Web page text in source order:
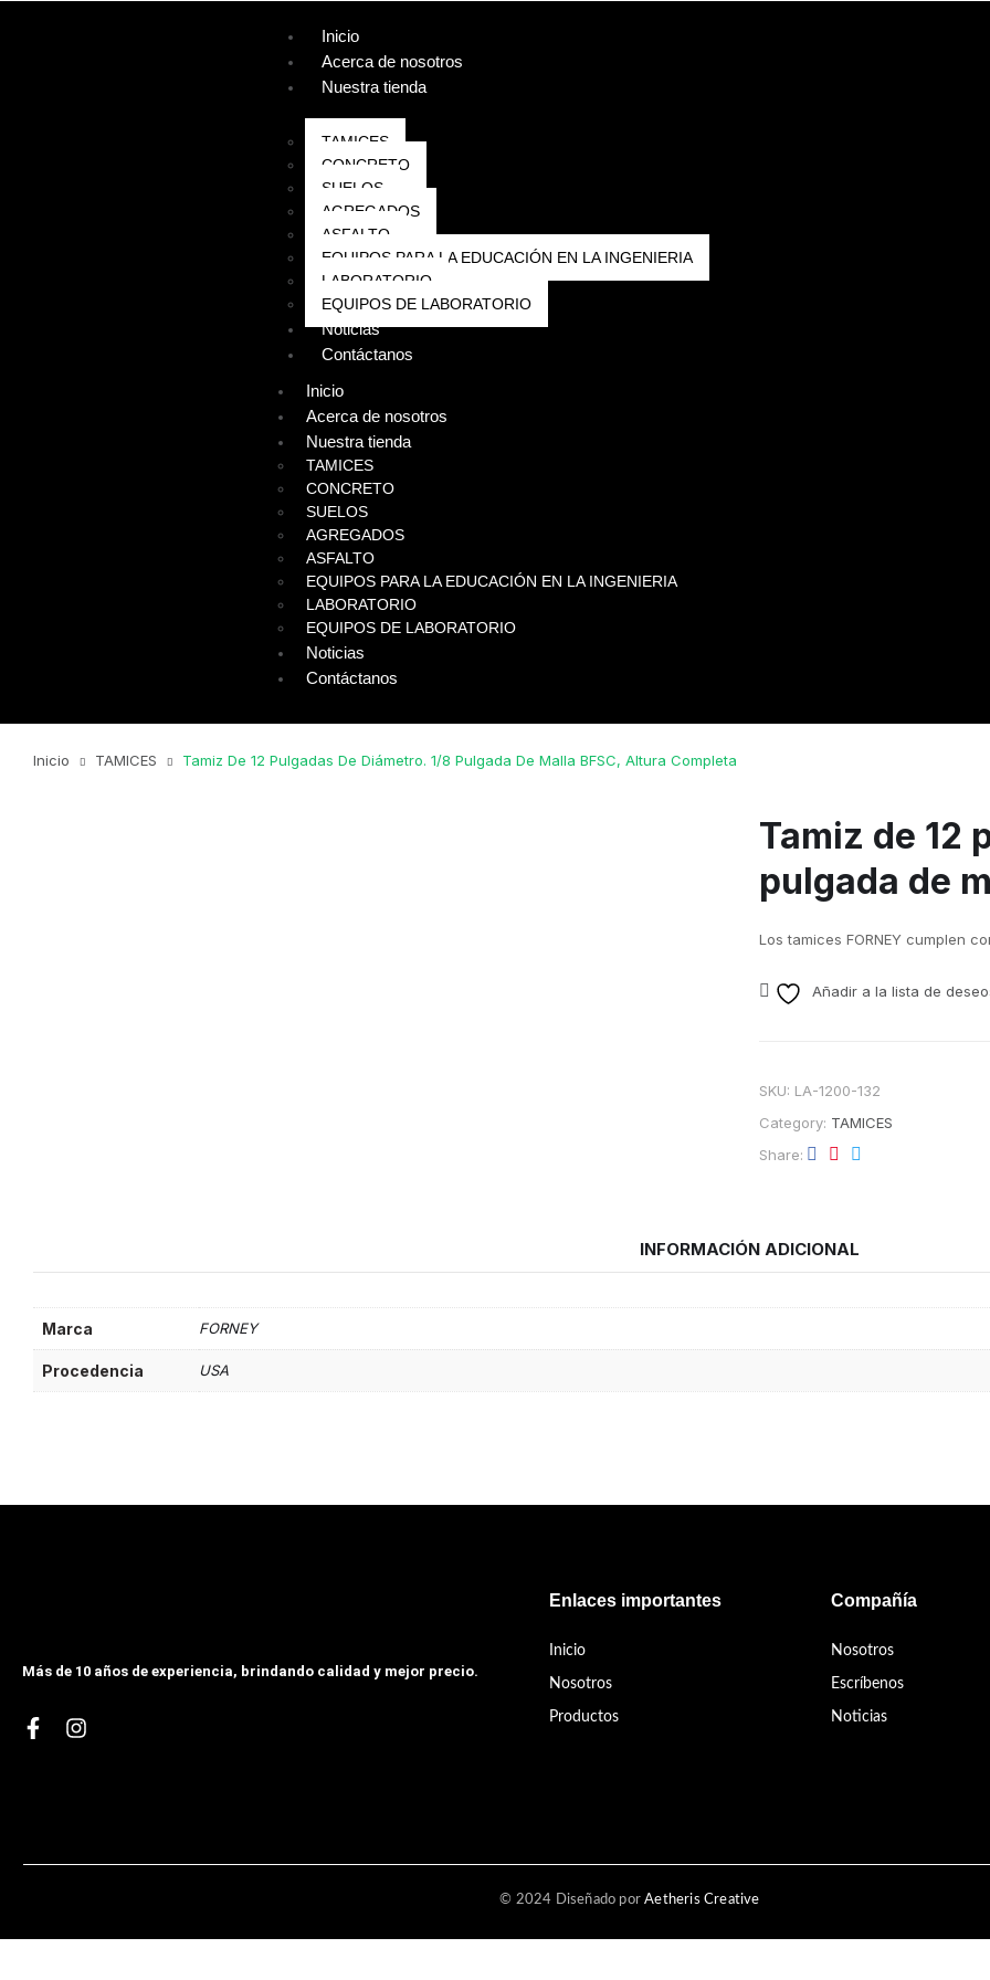
Inicio
Acerca de nosotros
Nuestra tienda
TAMICES
CONCRETO
SUELOS
AGREGADOS
ASFALTO
EQUIPOS PARA LA EDUCACIÓN EN LA INGENIERIA
LABORATORIO
EQUIPOS DE LABORATORIO
Noticias
Contáctanos
Inicio
Acerca de nosotros
Nuestra tienda
TAMICES
CONCRETO
SUELOS
AGREGADOS
ASFALTO
EQUIPOS PARA LA EDUCACIÓN EN LA INGENIERIA
LABORATORIO
EQUIPOS DE LABORATORIO
Noticias
Contáctanos
Inicio TAMICES Tamiz De 12 Pulgadas De Diámetro. 1/8 Pulgada De Malla BFSC, Altura Completa
Tamiz de 12
pulgada de
Los tamices FORNEY cumplen
Añadir a la lista de
SKU: LA-1200-132
Category: TAMICES
Share
INFORMACIÓN ADICIONAL
Marca FORNEY
Procedencia USA
Más de 10 años de experiencia, brindando calidad y mejor precio.
Enlaces importantes
Inicio
Nosotros
Productos
Compañía
Nosotros
Escríbenos
Noticias
© 2024 Diseñado porAetheris Creative